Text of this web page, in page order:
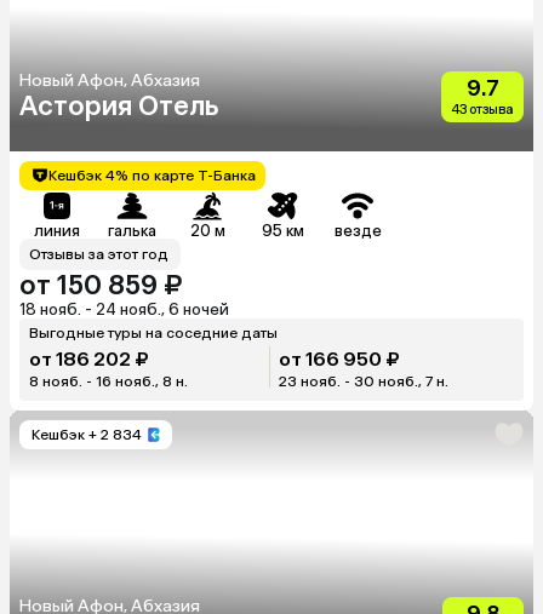
Новый Афон, Абхазия
Астория Отель
9.7
43 отзыва
Кешбэк 4% по карте Т-Банка
линия галька 20 м 95 км везде
Отзывы за этот год
от 150 859 ₽
18 нояб. - 24 нояб., 6 ночей
Выгодные туры на соседние даты
от 186 202 ₽
8 нояб. - 16 нояб., 8 н.
от 166 950 ₽
23 нояб. - 30 нояб., 7 н.
Кешбэк + 2 834
Новый Афон, Абхазия